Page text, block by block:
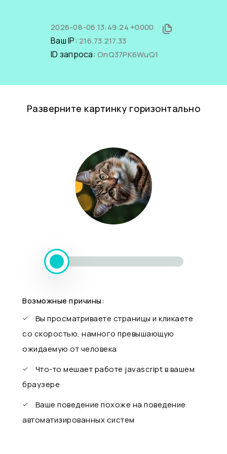
2026-08-06 13:49:24 +0000
Ваш IP: 216.73.217.33
ID запроса: OnQ37PK6WuQ1
Разверните картинку горизонтально
Возможные причины:
Вы просматриваете страницы и кликаете
со скоростью, намного превышающую
ожидаемую от человека
Что-то мешает работе javascript в вашем
браузере
Ваше поведение похоже на поведение
автоматизированных систем